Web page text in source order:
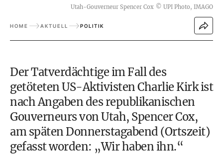
Utah-Gouverneur Spencer Cox © UPI Photo, IMAGO
HOME AKTUELL POLITIK
Der Tatverdächtige im Fall des
getöteten US-Aktivisten Charlie Kirk ist
nach Angaben des republikanischen
Gouverneurs von Utah, Spencer Cox,
am späten Donnerstagabend (Ortszeit)
gefasst worden: „Wir haben ihn.“